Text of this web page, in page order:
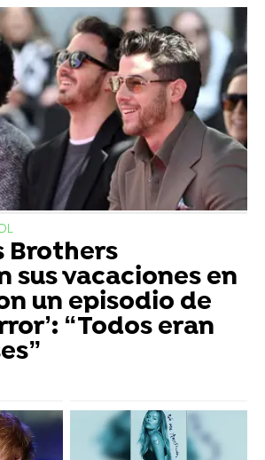
Brothers
sus vacaciones en
un episodio de
“Todos eran